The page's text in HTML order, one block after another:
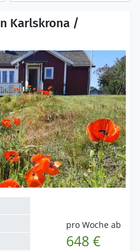
Karlskrona /
pro Woche ab
648 €